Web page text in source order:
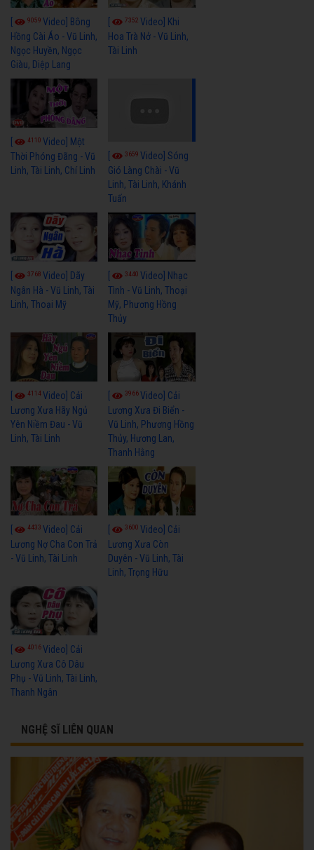
9059 Video] Bông
Hồng Cài Áo - Vũ Linh,
Ngọc Huyền, Ngọc
Giàu, Diệp Lang
7352Video] Khi
Hoa Trà Nở - Vũ Linh,
Tài Linh
4110 Video] Một
Thời Phóng Đãng - Vũ
Linh, Tài Linh, Chí Linh
3659Video] Sóng
Gió Làng Chài - Vũ
Linh, Tài Linh, Khánh
Tuấn
3768 Video] Dãy
Ngân Hà - Vũ Linh, Tài
Linh, Thoại Mỹ
3440Video] Nhạc
Tình - Vũ Linh, Thoại
Mỹ, Phương Hồng
Thủy
4114Video] Cải
Lương Xưa Hãy Ngủ
Yên Niềm Đau - Vũ
Linh, Tài Linh
3966Video] Cải
Lương Xưa Đi Biển -
Vũ Linh, Phương Hồng
Thủy, Hương Lan,
Thanh Hằng
4433 Video] Cải
Lương Nợ Cha Con Trả
- Vũ Linh, Tài Linh
3600Video] Cải
Lương Xưa Còn
Duyên - Vũ Linh, Tài
Linh, Trọng Hữu
4016Video] Cải
Lương Xưa Cô Dâu
Phụ - Vũ Linh, Tài Linh,
Thanh Ngân
NGHỆ SĨ LIÊN QUAN